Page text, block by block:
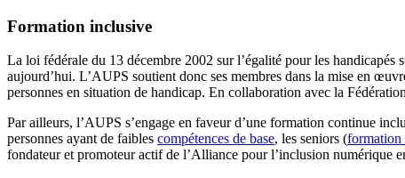
Formation inclusive
La loi fédérale du 13 décembre 2002 sur l’égalité pour les handicapés
aujourd’hui. L’AUPS soutient donc ses membres dans la mise en
personnes en situation de handicap. En collaboration avec la
Par ailleurs, l’AUPS s’engage en faveur d’une formation continue
personnes ayant de faibles compétences de base, les seniors (formation
fondateur et promoteur actif de l’Alliance pour l’inclusion numérique